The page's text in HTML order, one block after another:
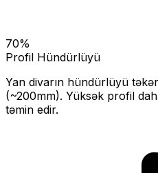
70%
Profil Hündürlüyü
Yan divarın hündürlüyü
(~200mm). Yüksək profil
təmin edir.